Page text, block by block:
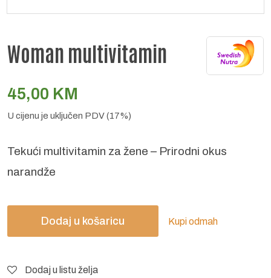
Woman multivitamin
45,00 KM
U cijenu je uključen PDV (17%)
Tekući multivitamin za žene – Prirodni okus
narandže
Dodaj u košaricu Kupi odmah
Dodaj u listu želja